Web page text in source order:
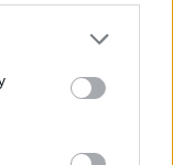
or more Google
You may click to
party tags to
in below Google